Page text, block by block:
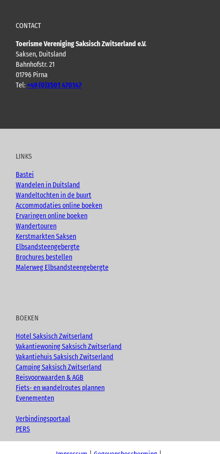
CONTACT
Toerisme Vereniging Saksisch Zwitserland e.V.
Saksen, Duitsland
Bahnhofstr. 21
01796 Pirna
Tel:+49 (0)3501 470147
u
e
c
o
k
s
a
m
o
LINKS
Bastei
Wandelen in Duitsland
Wandeltochten in de buurt
Accommodaties online boeken
Ervaringen online boeken
Wandertouren
Kerstmarkten Saksen
Elbsandsteengebergte
Brochures bestellen
Malerweg Elbsandsteengebergte
BOEKEN
Hotel Saksisch Zwitserland
Vakantiewoning Saksisch Zwitserland
Vakantiehuis Saksisch Zwitserland
Camping Saksisch Zwitserland
Reisvoorwaarden & AGB
Fiets- en wandelroutes plannen
Evenementen
Verbindingsportaal
PERS